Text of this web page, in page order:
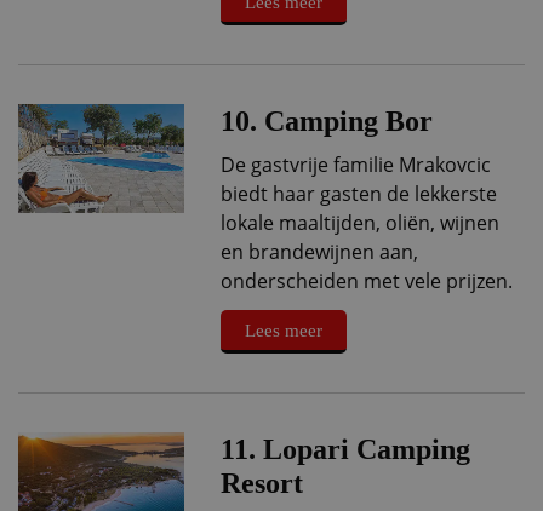
10. Camping Bor
De gastvrije familie Mrakovcic
biedt haar gasten de lekkerste
lokale maaltijden, oliën, wijnen
en brandewijnen aan,
onderscheiden met vele prijzen.
Lees meer
11. Lopari Camping
Resort